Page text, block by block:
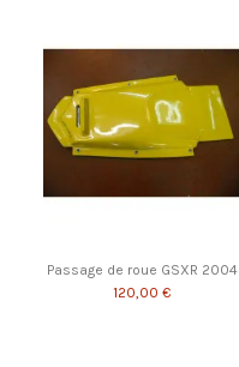
Passage de roue GSXR 2004
120,00 €